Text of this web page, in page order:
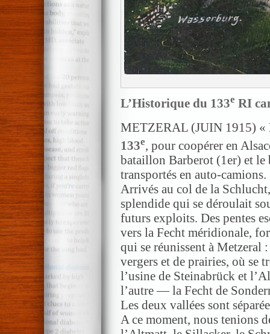
L’Historique du 133e RI
METZERAL (JUIN 1915) «
133e, pour coopérer en
bataillon Barberot (1er) et
transportés en auto-camions.
Arrivés au col de la
splendide qui se déroulait
futurs exploits. Des pentes
vers la Fecht méridionale,
qui se réunissent à Metzeral
vergers et de prairies, où se
l’usine de Steinabrück et
l’autre — la Fecht de
Les deux vallées sont
A ce moment, nous tenions